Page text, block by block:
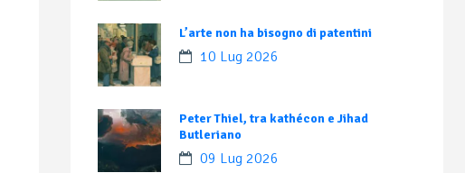
L’arte non ha bisogno di patentini
10 Lug 2026
Peter Thiel, tra kathécon e Jihad
Butleriano
09 Lug 2026